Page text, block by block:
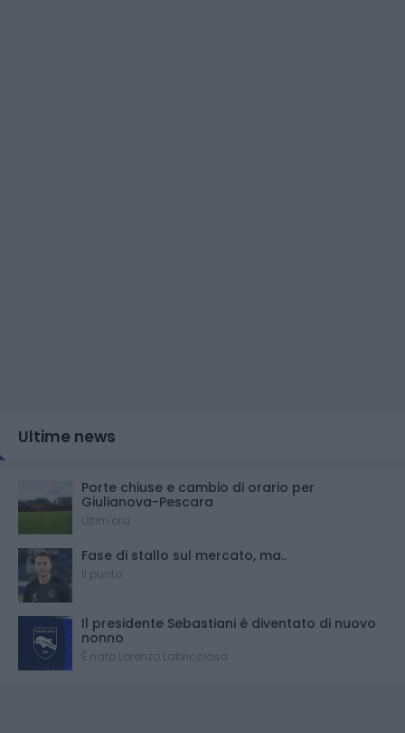
Ultime news
Porte chiuse e cambio di orario per
Giulianova-Pescara
Ultim'ora
Fase di stallo sul mercato, ma..
Il punto
Il presidente Sebastiani è diventato di nuovo
nonno
È nato Lorenzo Labricciosa